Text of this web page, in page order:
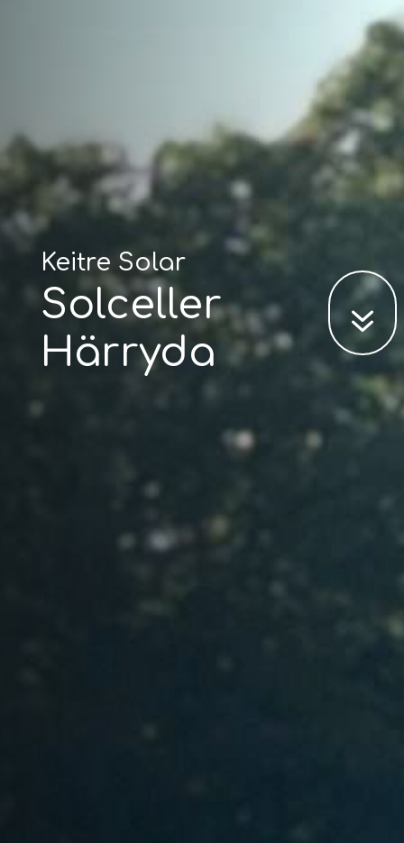
Keitre Solar
Solceller
Härryda
7